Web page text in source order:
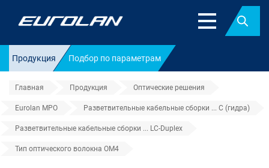
Найти
Продукция Подбор по параметрам
Главная Продукция Оптические решения
Eurolan MPO Разветвительные кабельные сборки ... C (гидра)
Разветвительные кабельные сборки ... LC-Duplex
Тип оптического волокна OM4